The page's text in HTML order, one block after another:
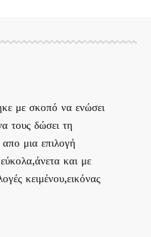
με σκοπό να ενώσει
τους δώσει τη
μια επιλογή
και με
κειμένου,εικόνας